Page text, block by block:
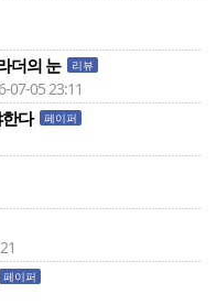
더의 눈 리뷰
05 23:11
한다 페이퍼
페이퍼